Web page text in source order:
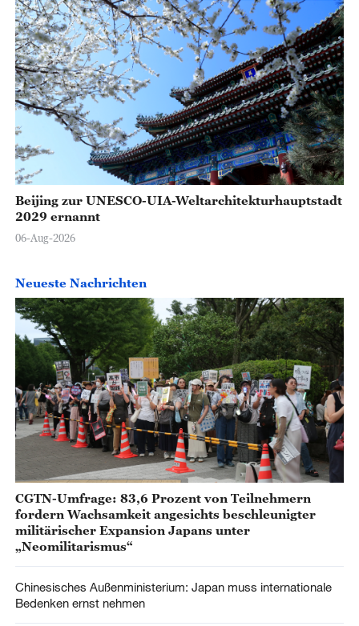
Beijing zur UNESCO-UIA-Weltarchitekturhauptstadt
2029 ernannt
06-Aug-2026
Neueste Nachrichten
CGTN-Umfrage: 83,6 Prozent von Teilnehmern
fordern Wachsamkeit angesichts beschleunigter
militärischer Expansion Japans unter
„Neomilitarismus“
Chinesisches Außenministerium: Japan muss internationale
Bedenken ernst nehmen